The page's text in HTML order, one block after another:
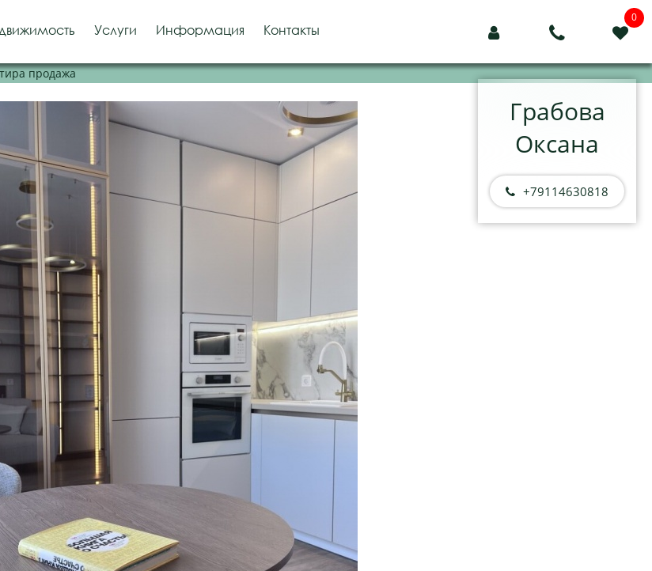
Услуги Информация Контакты 
0


продажа
Грабова
Оксана
+79114630818